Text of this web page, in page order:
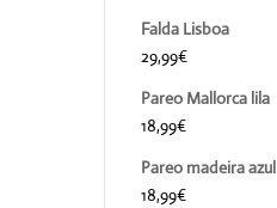
Falda Lisboa
29,99€
Pareo Mallorca lila
18,99€
Pareo madeira azul
18,99€